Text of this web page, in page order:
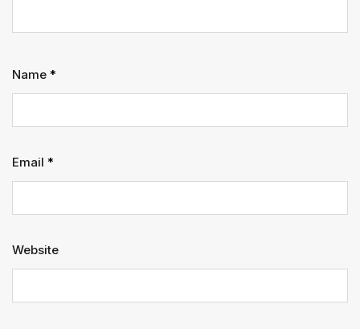
Name *
Email *
Website